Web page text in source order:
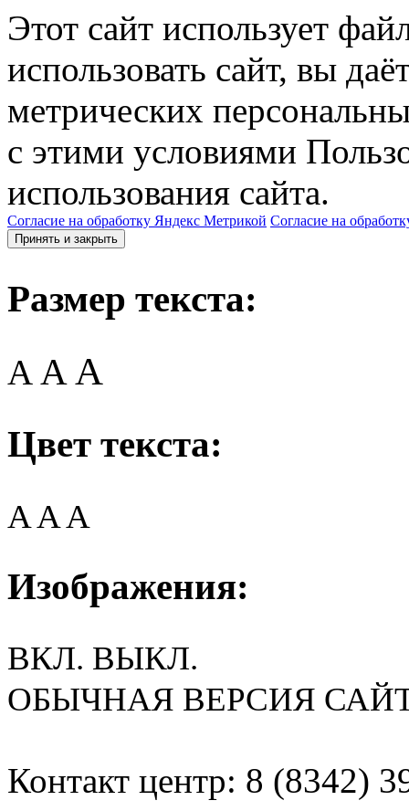
Этот сайт использует
использовать сайт, вы
метрических
с этими условиями
использования сайта.
Согласие на обработку Яндекс Метрикой Согласие на
Принять и закрыть
Размер текста:
A AA
Цвет текста:
AAA
Изображения:
ВКЛ. ВЫКЛ.
ОБЫЧНАЯ ВЕРСИЯ
Контакт центр: 8 (8342)